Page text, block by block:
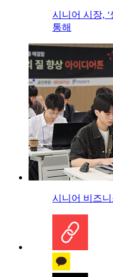
시니어 시장, ‘
통해
시니어 비즈니